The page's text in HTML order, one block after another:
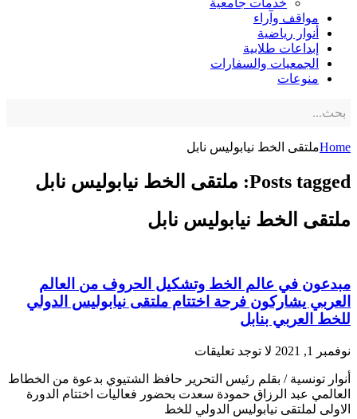
خدمات جامعية
مواقف وآراء
أنوار رياضية
إبداعات طلابية
الجمعيات والسفارات
منوعات
Homeملتقى الخط نيابوليس نابل
Posts tagged: ملتقى الخط نيابوليس نابل
ملتقى الخط نيابوليس نابل
مبدعون في عالم الخط وتشكيل الحروف من العالم
العربي يشاركون فرحة اختتام ملتقى نيابوليس الدولي
للخط العربي بنابل
نوفمبر 1, 2021 لا توجد تعليقات
أنوار تونسية / بقلم رئيس التحرير حافظ الشتيوي بدعوة من الخطاط
العالمي عبد الرزاق حمودة سعدت بحضور فعاليات اختتام الدورة
الاولى لملتقى نيابوليس الدولي للخط